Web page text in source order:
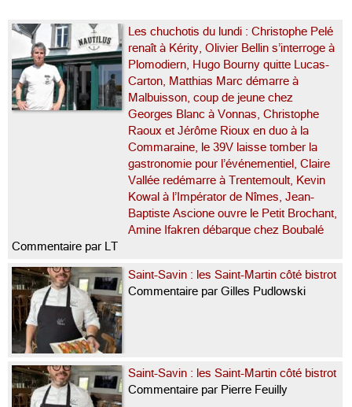
Les chuchotis du lundi : Christophe Pelé
renaît à Kérity, Olivier Bellin s’interroge à
Plomodiern, Hugo Bourny quitte Lucas-
Carton, Matthias Marc démarre à
Malbuisson, coup de jeune chez
Georges Blanc à Vonnas, Christophe
Raoux et Jérôme Rioux en duo à la
Commaraine, le 39V laisse tomber la
gastronomie pour l’événementiel, Claire
Vallée redémarre à Trentemoult, Kevin
Kowal à l’Impérator de Nîmes, Jean-
Baptiste Ascione ouvre le Petit Brochant,
Amine Ifakren débarque chez Boubalé
Commentaire par LT
Saint-Savin : les Saint-Martin côté bistrot
Commentaire par Gilles Pudlowski
Saint-Savin : les Saint-Martin côté bistrot
Commentaire par Pierre Feuilly